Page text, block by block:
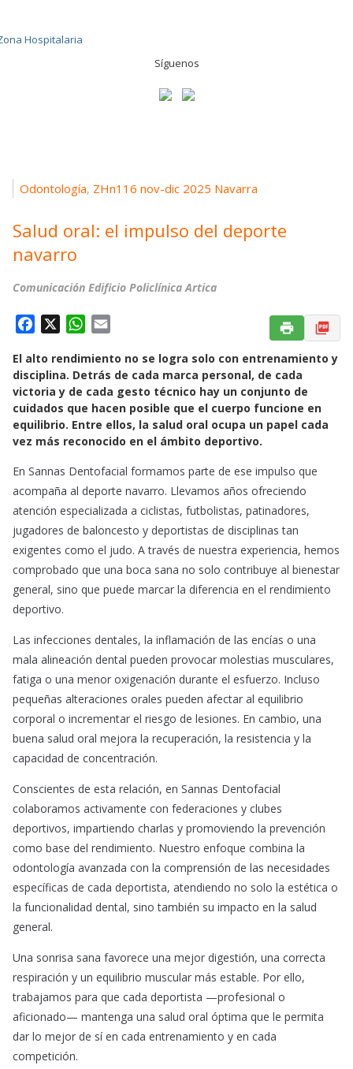
Síguenos
Odontología, ZHn116 nov-dic 2025 Navarra
Salud oral: el impulso del deporte
navarro
Comunicación Edificio Policlínica Artica
c
e
b
o
o
W
a
t
s
A
p
a
l
El alto rendimiento no se logra solo con entrenamiento y
disciplina. Detrás de cada marca personal, de cada
victoria y de cada gesto técnico hay un conjunto de
cuidados que hacen posible que el cuerpo funcione en
equilibrio. Entre ellos, la salud oral ocupa un papel cada
vez más reconocido en el ámbito deportivo.
En Sannas Dentofacial formamos parte de ese impulso que
acompaña al deporte navarro. Llevamos años ofreciendo
atención especializada a ciclistas, futbolistas, patinadores,
jugadores de baloncesto y deportistas de disciplinas tan
exigentes como el judo. A través de nuestra experiencia, hemos
comprobado que una boca sana no solo contribuye al bienestar
general, sino que puede marcar la diferencia en el rendimiento
deportivo.
Las infecciones dentales, la inflamación de las encías o una
mala alineación dental pueden provocar molestias musculares,
fatiga o una menor oxigenación durante el esfuerzo. Incluso
pequeñas alteraciones orales pueden afectar al equilibrio
corporal o incrementar el riesgo de lesiones. En cambio, una
buena salud oral mejora la recuperación, la resistencia y la
capacidad de concentración.
Conscientes de esta relación, en Sannas Dentofacial
colaboramos activamente con federaciones y clubes
deportivos, impartiendo charlas y promoviendo la prevención
como base del rendimiento. Nuestro enfoque combina la
odontología avanzada con la comprensión de las necesidades
específicas de cada deportista, atendiendo no solo la estética o
la funcionalidad dental, sino también su impacto en la salud
general.
Una sonrisa sana favorece una mejor digestión, una correcta
respiración y un equilibrio muscular más estable. Por ello,
trabajamos para que cada deportista —profesional o
aficionado— mantenga una salud oral óptima que le permita
dar lo mejor de sí en cada entrenamiento y en cada
competición.